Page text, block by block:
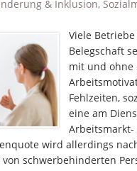
& Inklusion,
Viele
Belegschaft
mit und ohne
Fehlzeiten,
eine am
Arbeitsmarkt-
wird allerdings
schwerbehinderten